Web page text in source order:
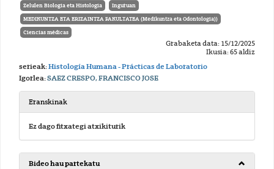
Zelulen Biologia eta Histologia Inguruan
MEDIKUNTZA ETA ERIZAINTZA FAKULTATEA (Medikuntza eta Odontologia))
Ciencias médicas
Grabaketa data: 15/12/2025
Ikusia: 65 aldiz
serieak:Histología Humana - Prácticas de Laboratorio
Igorlea:SAEZ CRESPO, FRANCISCO JOSE
Eranskinak
Ez dago fitxategi atxikiturik
Bideo hau partekatu